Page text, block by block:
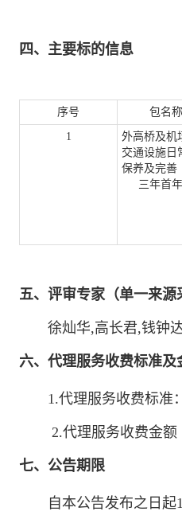
四、主要标的信息
序号 包名称
1
外高桥及机
交通设施日
保养及完善
三年首年
五、评审专家（单一来源
徐灿华,高长君,钱钟
六、代理服务收费标准及
1.代理服务收费标准：
2.代理服务收费金额
七、公告期限
自本公告发布之日起